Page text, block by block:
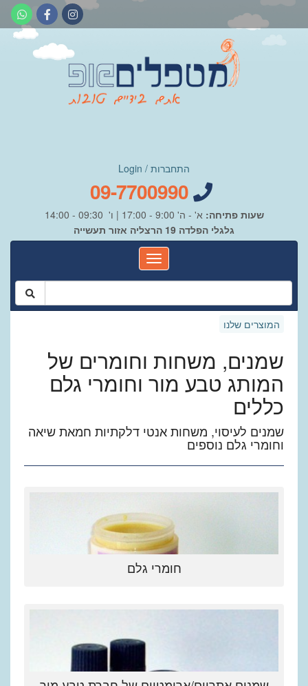
התחברות / Login
שעות פתיחה: א' - ה' 9:00 - 17:00 | ו' 09:30 - 14:00
גלגלי הפלדה 19 הרצליה אזור תעשייה
המוצרים שלנו
שמנים, משחות וחומרים של
המותג טבע מור וחומרי גלם
כללים
שמנים לעיסוי, משחות אנטי דלקתיות חמאת שיאה
וחומרי גלם נוספים
חומרי גלם